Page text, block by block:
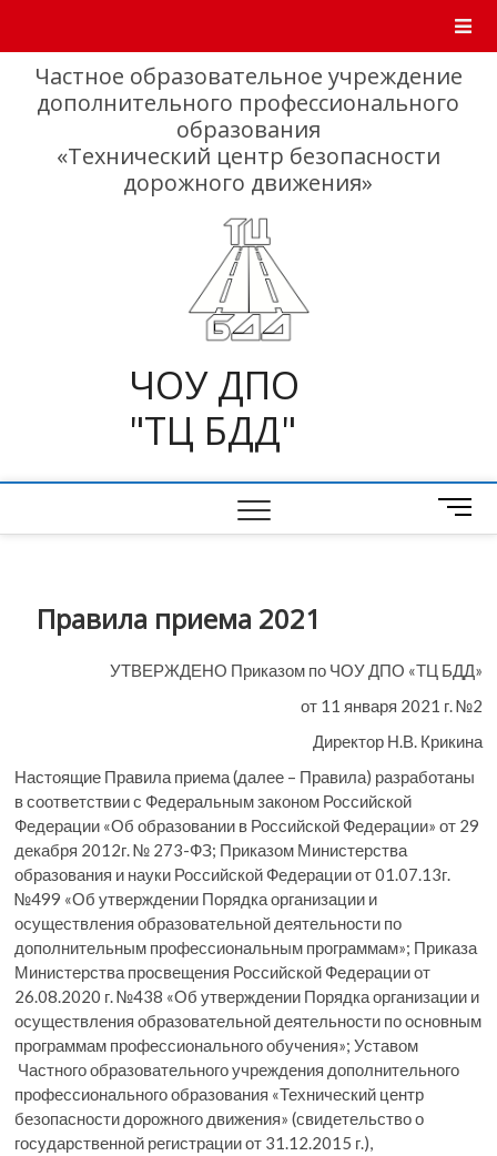
Частное образовательное учреждение
дополнительного профессионального
образования
«Технический центр безопасности
дорожного движения»
ЧОУ ДПО
"ТЦ БДД"
M
e
t
o
Правила приема 2021
УТВЕРЖДЕНО Приказом по ЧОУ ДПО «ТЦ БДД»
от 11 января 2021 г. №2
Директор Н.В. Крикина
Настоящие Правила приема (далее – Правила) разработаны
в соответствии с Федеральным законом Российской
Федерации «Об образовании в Российской Федерации» от 29
декабря 2012г. № 273-ФЗ; Приказом Министерства
образования и науки Российской Федерации от 01.07.13г.
№499 «Об утверждении Порядка организации и
осуществления образовательной деятельности по
дополнительным профессиональным программам»; Приказа
Министерства просвещения Российской Федерации от
26.08.2020 г. №438 «Об утверждении Порядка организации и
осуществления образовательной деятельности по основным
программам профессионального обучения»; Уставом
Частного образовательного учреждения дополнительного
профессионального образования «Технический центр
безопасности дорожного движения» (свидетельство о
государственной регистрации от 31.12.2015 г.),